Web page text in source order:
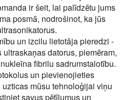
ir šeit, lai palīdzētu jums
posmā, nodrošinot, ka jūs
un izcilu lietotāja pieredzi -
datorus, piemēram,
fibrilu sadrumstalotību.
un pievienojieties
mūsu tehnoloģijai viņu
savus pētījumus un